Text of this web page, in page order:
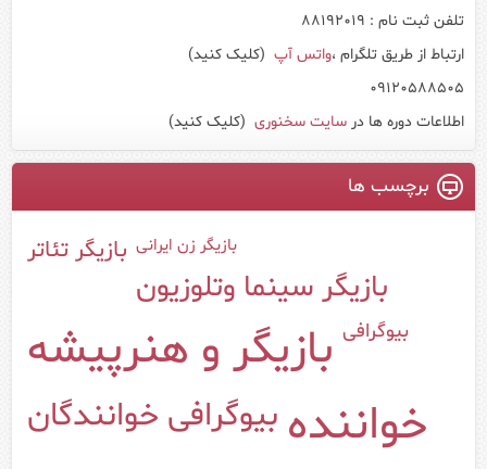
تلفن ثبت نام : 88192019
ارتباط از طریق تلگرام ،واتس آپ (کلیک کنید)
09120588505
اطلاعات دوره ها در سایت سخنوری (کلیک کنید)
برچسب ها
بازیگر تئاتر بازیگر زن ایرانی
بازیگر سینما وتلوزیون
بازیگر و هنرپیشه بیوگرافی
بیوگرافی خوانندگان خواننده